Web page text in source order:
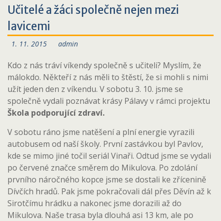
Učitelé a žáci společně nejen mezi
lavicemi
1. 11. 2015 admin
Kdo z nás tráví víkendy společně s učiteli? Myslím, že
málokdo. Někteří z nás měli to štěstí, že si mohli s nimi
užít jeden den z víkendu. V sobotu 3. 10. jsme se
společně vydali poznávat krásy Pálavy v rámci projektu
Škola podporující zdraví.
V sobotu ráno jsme natěšení a plní energie vyrazili
autobusem od naší školy. První zastávkou byl Pavlov,
kde se mimo jiné točil seriál Vinaři. Odtud jsme se vydali
po červené značce směrem do Mikulova. Po zdolání
prvního náročného kopce jsme se dostali ke zřícenině
Dívčích hradů. Pak jsme pokračovali dál přes Děvín až k
Sirotčímu hrádku a nakonec jsme dorazili až do
Mikulova. Naše trasa byla dlouhá asi 13 km, ale po